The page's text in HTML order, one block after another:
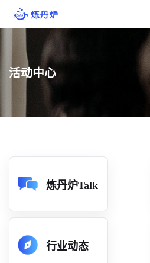
产品介绍
品牌数据
店铺数据
分析
活动中心
炼丹炉Talk
行业动态